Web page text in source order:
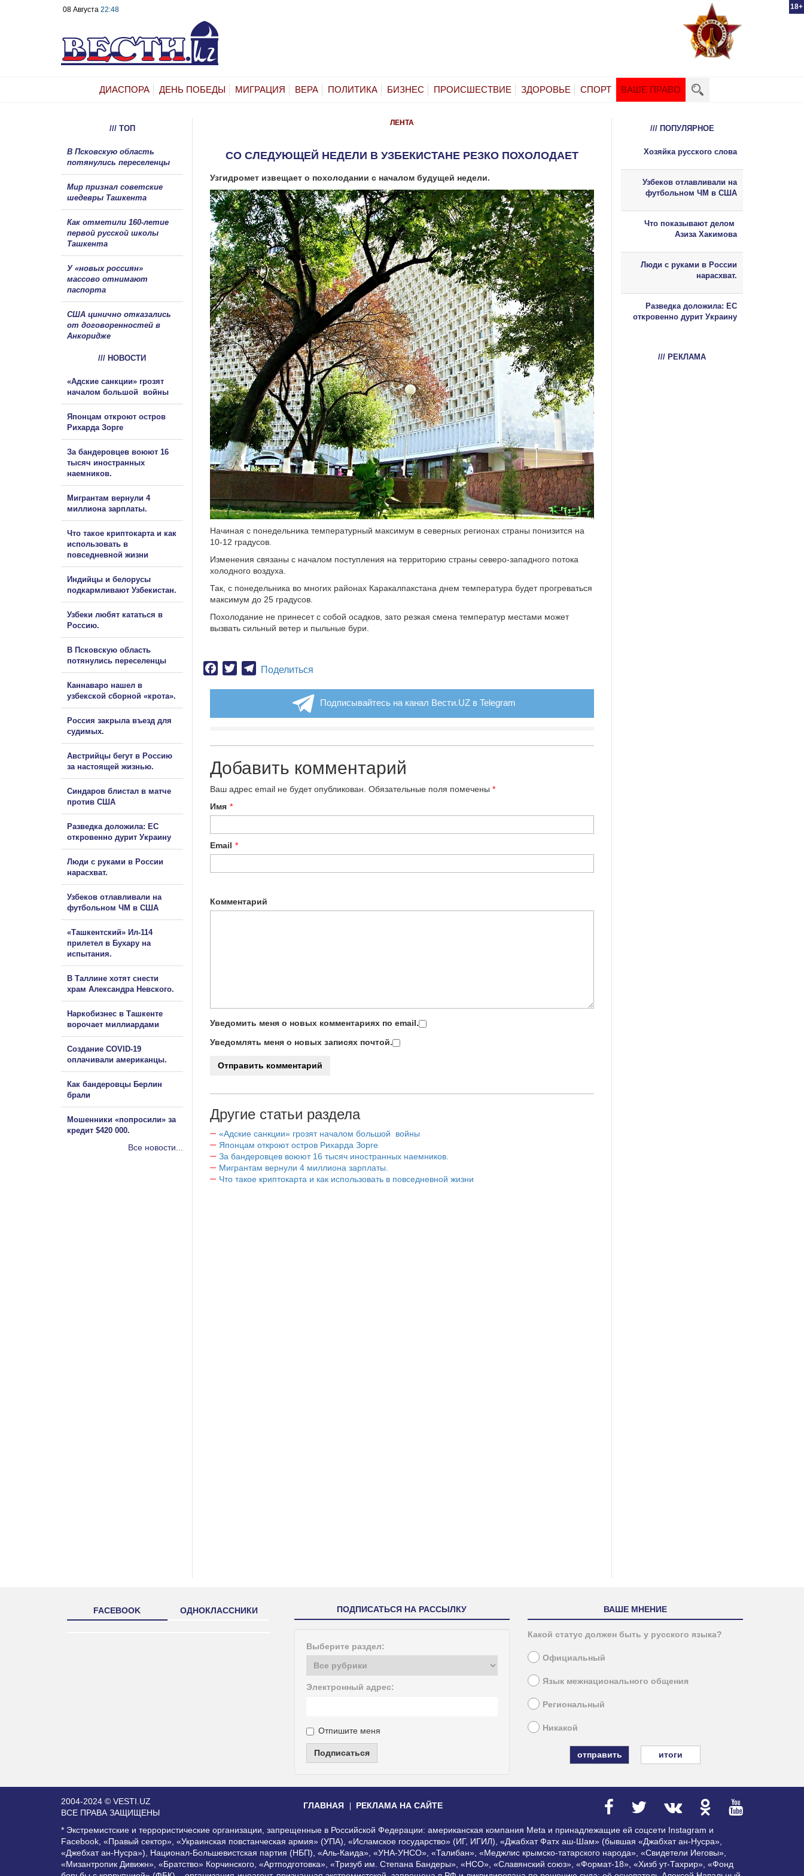
18+
08 Августа 22:48
ДИАСПОРА ДЕНЬ ПОБЕДЫ МИГРАЦИЯ ВЕРА ПОЛИТИКА БИЗНЕС ПРОИСШЕСТВИЕ ЗДОРОВЬЕ СПОРТ ВАШЕ ПРАВО
ЛЕНТА
СО СЛЕДУЮЩЕЙ НЕДЕЛИ В УЗБЕКИСТАНЕ РЕЗКО ПОХОЛОДАЕТ
Узгидромет извещает о похолодании с началом будущей недели.
Начиная с понедельника температурный максимум в северных регионах страны понизится на
10-12 градусов.
Изменения связаны с началом поступления на территорию страны северо-западного потока
холодного воздуха.
Так, с понедельника во многих районах Каракалпакстана днем температура будет прогреваться
максимум до 25 градусов.
Похолодание не принесет с собой осадков, зато резкая смена температур местами может
вызвать сильный ветер и пыльные бури.
Facebook
TwitterTelegram
Поделиться
Подписывайтесь на канал Вести.UZ в Telegram
Добавить комментарий
Ваш адрес email не будет опубликован. Обязательные поля помечены *
Имя *
Email *
Комментарий
Уведомить меня о новых комментариях по email.
Уведомлять меня о новых записях почтой.
Другие статьи раздела
«Адские санкции» грозят началом большой войны
Японцам откроют остров Рихарда Зорге
За бандеровцев воюют 16 тысяч иностранных наемников.
Мигрантам вернули 4 миллиона зарплаты.
Что такое криптокарта и как использовать в повседневной жизни
/// ТОП
В Псковскую область
потянулись переселенцы
Мир признал советские
шедевры Ташкента
Как отметили 160-летие
первой русской школы
Ташкента
У «новых россиян»
массово отнимают
паспорта
США цинично отказались
от договоренностей в
Анкоридже
/// НОВОСТИ
«Адские санкции» грозят
началом большой войны
Японцам откроют остров
Рихарда Зорге
За бандеровцев воюют 16
тысяч иностранных
наемников.
Мигрантам вернули 4
миллиона зарплаты.
Что такое криптокарта и как
использовать в
повседневной жизни
Индийцы и белорусы
подкармливают Узбекистан.
Узбеки любят кататься в
Россию.
В Псковскую область
потянулись переселенцы
Каннаваро нашел в
узбекской сборной «крота».
Россия закрыла въезд для
судимых.
Австрийцы бегут в Россию
за настоящей жизнью.
Синдаров блистал в матче
против США
Разведка доложила: ЕС
откровенно дурит Украину
Люди с руками в России
нарасхват.
Узбеков отлавливали на
футбольном ЧМ в США
«Ташкентский» Ил-114
прилетел в Бухару на
испытания.
В Таллине хотят снести
храм Александра Невского.
Наркобизнес в Ташкенте
ворочает миллиардами
Создание COVID-19
оплачивали американцы.
Как бандеровцы Берлин
брали
Мошенники «попросили» за
кредит $420 000.
Все новости...
/// ПОПУЛЯРНОЕ
Хозяйка русского слова
Узбеков отлавливали на
футбольном ЧМ в США
Что показывают делом
Азиза Хакимова
Люди с руками в России
нарасхват.
Разведка доложила: ЕС
откровенно дурит Украину
/// РЕКЛАМА
FACEBOOK ОДНОКЛАССНИКИ ПОДПИСАТЬСЯ НА РАССЫЛКУ
Выберите раздел:
Электронный адрес:
Отпишите меня
Подписаться
ВАШЕ МНЕНИЕ
Какой статус должен быть у русского языка?
Официальный
Язык межнационального общения
Региональный
Никакой
итоги
2004-2024 © VESTI.UZ
ВСЕ ПРАВА ЗАЩИЩЕНЫ
ГЛАВНАЯ РЕКЛАМА НА САЙТЕ
* Экстремистские и террористические организации, запрещенные в Российской Федерации: американская компания Meta и принадлежащие ей соцсети Instagram и
Facebook, «Правый сектор», «Украинская повстанческая армия» (УПА), «Исламское государство» (ИГ, ИГИЛ), «Джабхат Фатх аш-Шам» (бывшая «Джабхат ан-Нусра»,
«Джебхат ан-Нусра»), Национал-Большевистская партия (НБП), «Аль-Каида», «УНА-УНСО», «Талибан», «Меджлис крымско-татарского народа», «Свидетели Иеговы»,
«Мизантропик Дивижн», «Братство» Корчинского, «Артподготовка», «Тризуб им. Степана Бандеры», «НСО», «Славянский союз», «Формат-18», «Хизб ут-Тахрир», «Фонд